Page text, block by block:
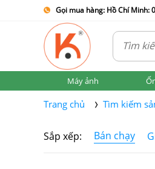
Gọi mua hàng: Hồ Chí Minh:
Máy ảnh
Trang chủ Tìm kiếm
Sắp xếp: Bán chạy